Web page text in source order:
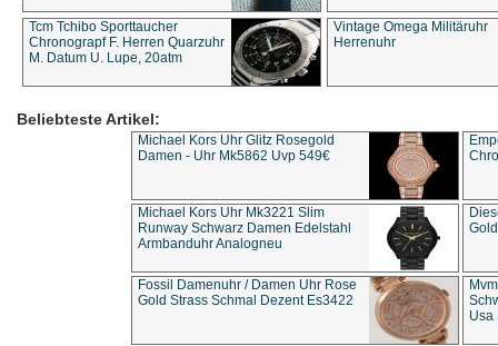
Tcm Tchibo Sporttaucher
Chronograpf F. Herren Quarzuhr
M. Datum U. Lupe, 20atm
Vintage Omega Militäruhr
Herrenuhr
Beliebteste Artikel:
Michael Kors Uhr Glitz Rosegold
Damen - Uhr Mk5862 Uvp 549€
Michael Kors Uhr Mk3221 Slim
Runway Schwarz Damen Edelstahl
Armbanduhr Analogneu
Fossil Damenuhr / Damen Uhr Rose
Gold Strass Schmal Dezent Es3422
Usa